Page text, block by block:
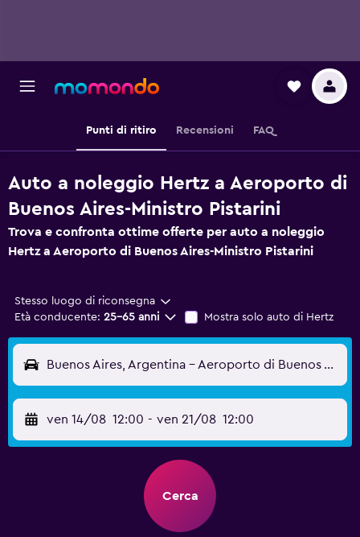
Punti di ritiro Recensioni FAQ
Auto a noleggio Hertz a Aeroporto di
Buenos Aires-Ministro Pistarini
Trova e confronta ottime offerte per auto a noleggio
Hertz a Aeroporto di Buenos Aires-Ministro Pistarini
Stesso luogo di riconsegna
Età conducente: 25-65 anni Mostra solo auto di Hertz
Buenos Aires, Argentina - Aeroporto di Buenos Aires-Ministro Pistarini (EZE)
ven 14/08 12:00 - ven 21/08 12:00
Cerca